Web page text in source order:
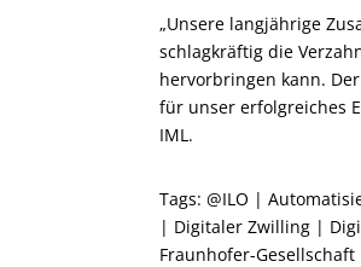
„Unsere langjährige
schlagkräftig die
hervorbringen kann.
für unser erfolgreiches
IML.
Tags: @ILO |
| Digitaler Zwilling |
Fraunhofer-Gesellschaft